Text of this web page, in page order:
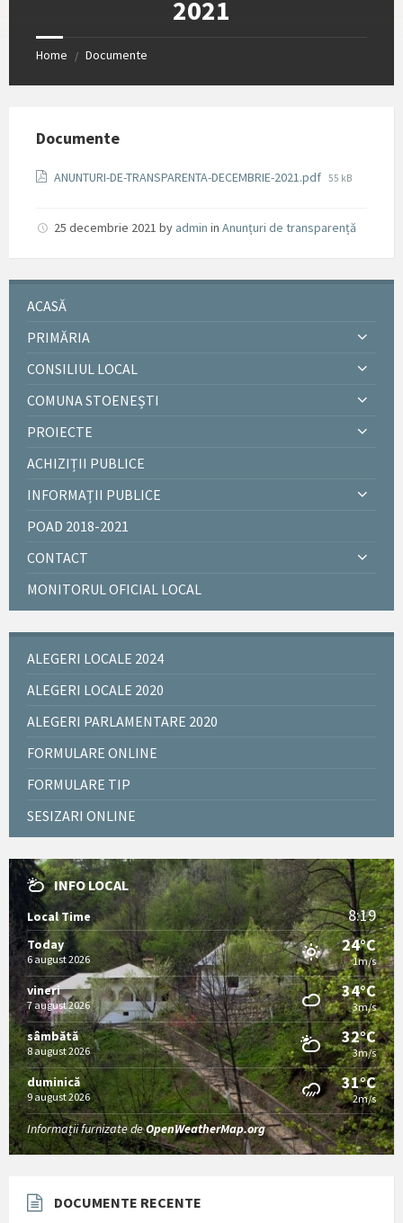
2021
Home / Documente
Documente
ANUNTURI-DE-TRANSPARENTA-DECEMBRIE-2021.pdf File
55 kB
25 decembrie 2021 by admin in Anunțuri de transparență
ACASĂ
PRIMĂRIA
CONSILIUL LOCAL
COMUNA STOENEȘTI
PROIECTE
ACHIZIȚII PUBLICE
INFORMAȚII PUBLICE
POAD 2018-2021
CONTACT
MONITORUL OFICIAL LOCAL
ALEGERI LOCALE 2024
ALEGERI LOCALE 2020
ALEGERI PARLAMENTARE 2020
FORMULARE ONLINE
FORMULARE TIP
SESIZARI ONLINE
INFO LOCAL
Local Time 8:19
Today
6 august 2026
24°C
1m/s
vineri
7 august 2026
34°C
3m/s
sâmbătă
8 august 2026
32°C
3m/s
duminică
9 august 2026
31°C
2m/s
Informații furnizate deOpenWeatherMap.org
DOCUMENTE RECENTE